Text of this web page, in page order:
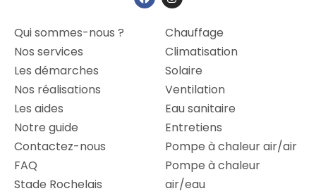
Qui sommes-nous ?
Nos services
Les démarches
Nos réalisations
Les aides
Notre guide
Contactez-nous
FAQ
Stade Rochelais
Chauffage
Climatisation
Solaire
Ventilation
Eau sanitaire
Entretiens
Pompe à chaleur air/air
Pompe à chaleur
air/eau